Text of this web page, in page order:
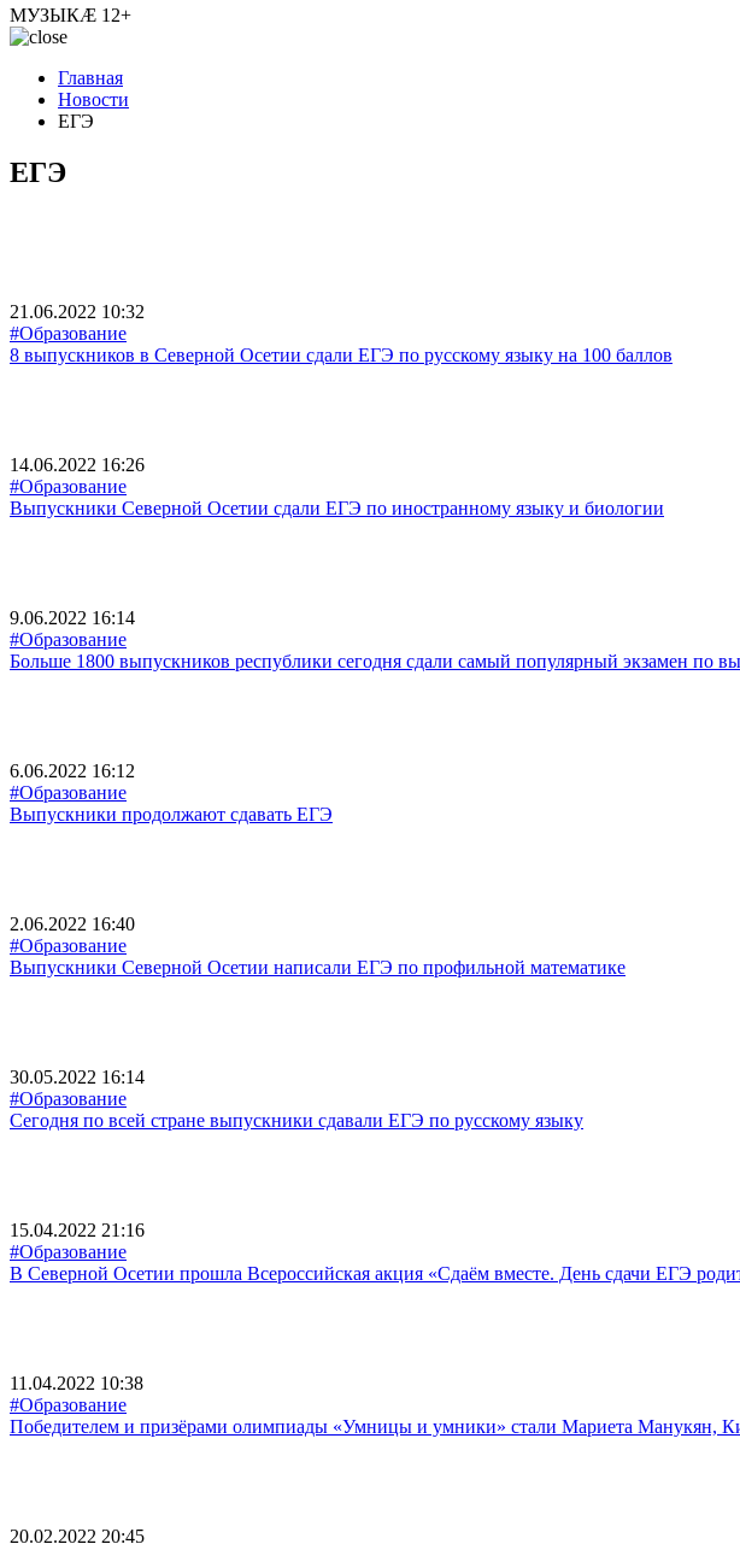
МУЗЫКÆ 12+
Главная
Новости
ЕГЭ
ЕГЭ
21.06.2022 10:32
#Образование
8 выпускников в Северной Осетии сдали ЕГЭ по русскому языку на 100 баллов
14.06.2022 16:26
#Образование
Выпускники Северной Осетии сдали ЕГЭ по иностранному языку и биологии
9.06.2022 16:14
#Образование
Больше 1800 выпускников республики сегодня сдали самый популярный экзамен по
6.06.2022 16:12
#Образование
Выпускники продолжают сдавать ЕГЭ
2.06.2022 16:40
#Образование
Выпускники Северной Осетии написали ЕГЭ по профильной математике
30.05.2022 16:14
#Образование
Сегодня по всей стране выпускники сдавали ЕГЭ по русскому языку
15.04.2022 21:16
#Образование
В Северной Осетии прошла Всероссийская акция «Сдаём вместе. День сдачи ЕГЭ
11.04.2022 10:38
#Образование
Победителем и призёрами олимпиады «Умницы и умники» стали Мариета Манукян,
20.02.2022 20:45